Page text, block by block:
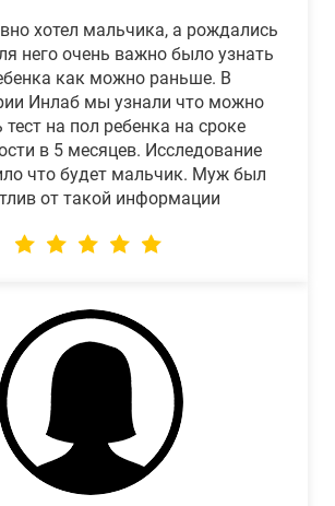
хотел мальчика, а рождались
него очень важно было узнать
как можно раньше. В
Инлаб мы узнали что можно
тест на пол ребенка на сроке
в 5 месяцев. Исследование
что будет мальчик. Муж был
от такой информации